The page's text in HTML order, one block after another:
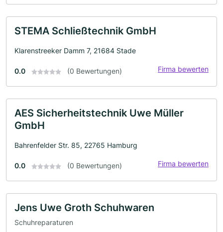
STEMA Schließtechnik GmbH
Klarenstreeker Damm 7, 21684 Stade
0.0 (0 Bewertungen) Firma bewerten
AES Sicherheitstechnik Uwe Müller
GmbH
Bahrenfelder Str. 85, 22765 Hamburg
0.0 (0 Bewertungen) Firma bewerten
Jens Uwe Groth Schuhwaren
Schuhreparaturen